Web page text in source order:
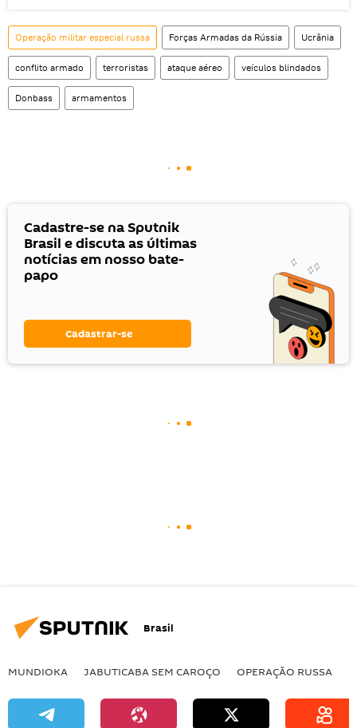
Operação militar especial russa Forças Armadas da Rússia Ucrânia
conflito armado terroristas ataque aéreo veículos blindados
Donbass armamentos
Cadastre-se na Sputnik
Brasil e discuta as últimas
notícias em nosso bate-
papo
Cadastrar-se
Brasil
MUNDIOKA JABUTICABA SEM CAROÇO OPERAÇÃO RUSSA